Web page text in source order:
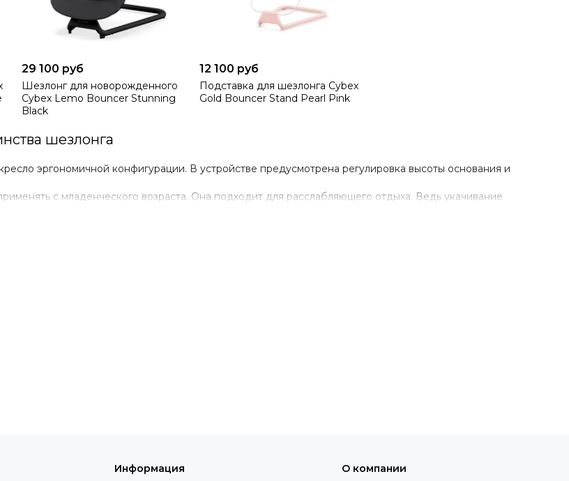
29 100 руб
Шезлонг для новорожденного
Cybex Lemo Bouncer Stunning
Black
12 100 руб
Подставка для шезлонга Cybex
Gold Bouncer Stand Pearl Pink
шезлонга
эргономичной конфигурации. В устройстве предусмотрена регулировка высоты основания и
с младенческого возраста. Она подходит для расслабляющего отдыха. Ведь укачивание
Прочный предмет мебели используется до 3-х лет. При желании шезлонг можно сочетать с
по дому. Благодаря этому ребенок всегда находится под присмотром.
Информация
О компании